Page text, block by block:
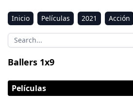
Inicio Películas 2021 Acción
Aventura
Ciencia ficción
Ballers 1x9
Películas